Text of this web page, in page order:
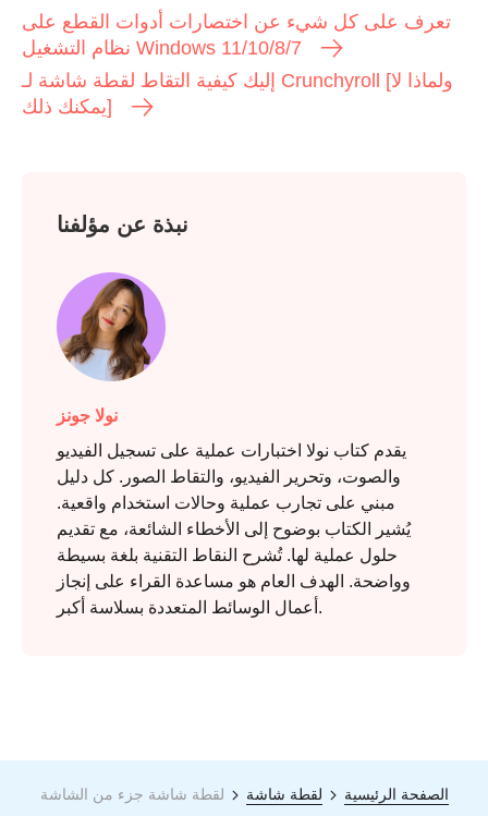
تعرف على كل شيء عن اختصارات أدوات القطع على
نظام التشغيل Windows 11/10/8/7
إليك كيفية التقاط لقطة شاشة لـ Crunchyroll [ولماذا لا
يمكنك ذلك]
نبذة عن مؤلفنا
نولا جونز
يقدم كتاب نولا اختبارات عملية على تسجيل الفيديو
والصوت، وتحرير الفيديو، والتقاط الصور. كل دليل
مبني على تجارب عملية وحالات استخدام واقعية.
يُشير الكتاب بوضوح إلى الأخطاء الشائعة، مع تقديم
حلول عملية لها. تُشرح النقاط التقنية بلغة بسيطة
وواضحة. الهدف العام هو مساعدة القراء على إنجاز
أعمال الوسائط المتعددة بسلاسة أكبر.
الصفحة الرئيسية لقطة شاشة لقطة شاشة جزء من الشاشة